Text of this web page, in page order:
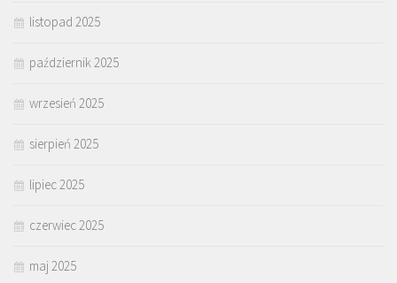
listopad 2025
październik 2025
wrzesień 2025
sierpień 2025
lipiec 2025
czerwiec 2025
maj 2025